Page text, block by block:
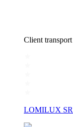
Client transport
LOMILUX